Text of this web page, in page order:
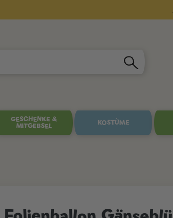
GESCHENKE &
MITGEBSEL
KOSTÜME